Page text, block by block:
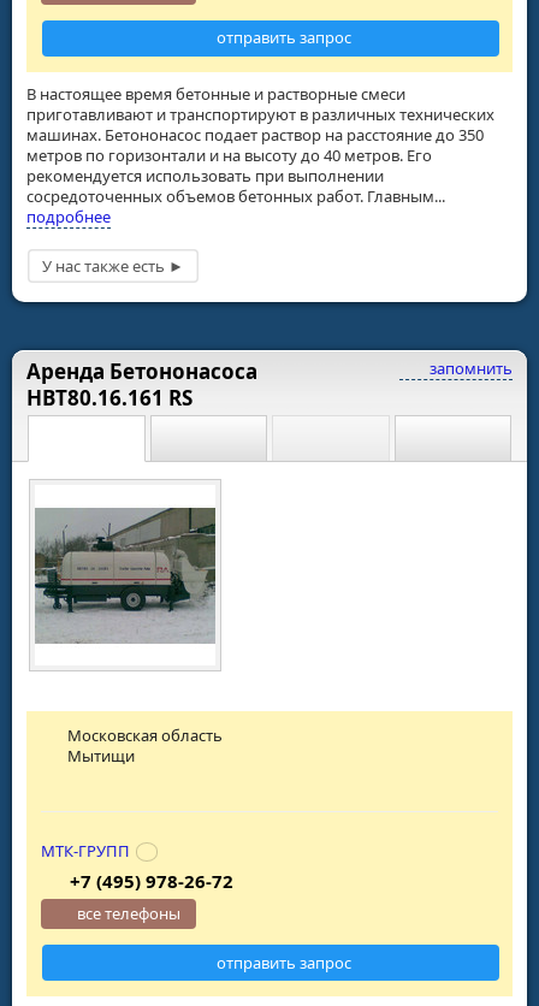
В настоящее время бетонные и растворные смеси
приготавливают и транспортируют в различных технических
машинах. Бетононасос подает раствор на расстояние до 350
метров по горизонтали и на высоту до 40 метров. Его
рекомендуется использовать при выполнении
сосредоточенных объемов бетонных работ. Главным...
подробнее
отправить запрос
запомнить
Аренда Бетононасоса
НВТ80.16.161 RS
Московская область
Мытищи
МТК-ГРУПП
+7 (495) 978-26-72
все телефоны
отправить запрос